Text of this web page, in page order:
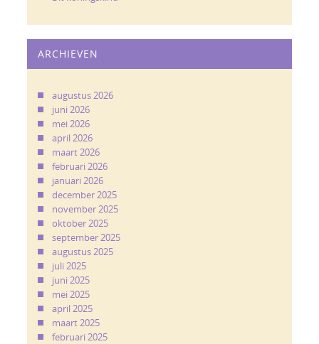
ARCHIEVEN
augustus 2026
juni 2026
mei 2026
april 2026
maart 2026
februari 2026
januari 2026
december 2025
november 2025
oktober 2025
september 2025
augustus 2025
juli 2025
juni 2025
mei 2025
april 2025
maart 2025
februari 2025